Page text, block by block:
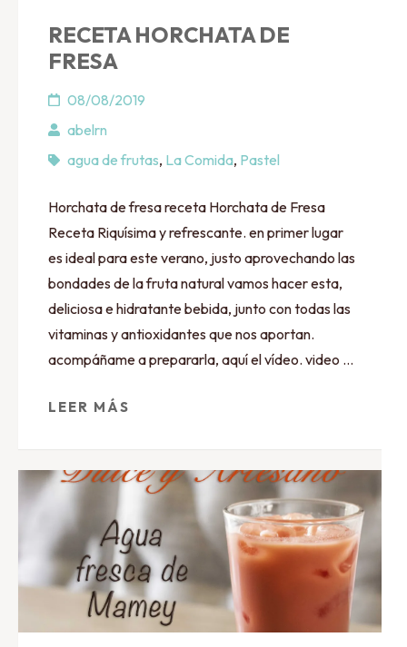
RECETA HORCHATA DE
FRESA
08/08/2019
abelrn
agua de frutas, La Comida, Pastel
Horchata de fresa receta Horchata de Fresa
Receta Riquísima y refrescante. en primer lugar
es ideal para este verano, justo aprovechando las
bondades de la fruta natural vamos hacer esta,
deliciosa e hidratante bebida, junto con todas las
vitaminas y antioxidantes que nos aportan.
acompáñame a prepararla, aquí el vídeo. video …
LEER MÁS